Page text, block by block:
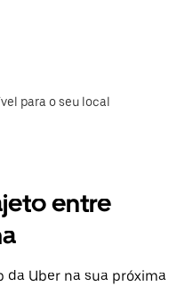
para o seu local
entre
da Uber na sua próxima